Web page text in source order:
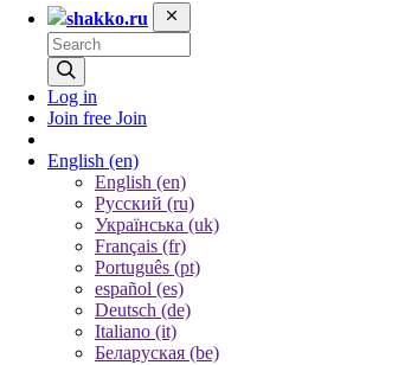
shakko.ru
Log in
Join free Join
English (en)
English (en)
Русский (ru)
Українська (uk)
Français (fr)
Português (pt)
español (es)
Deutsch (de)
Italiano (it)
Беларуская (be)